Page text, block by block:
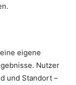
eine eigene
Nutzer
und Standort –